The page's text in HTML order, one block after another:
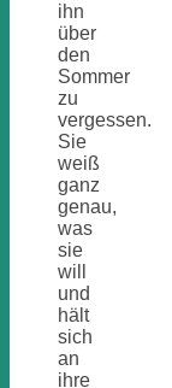
ihn
über
den
Sommer
zu
vergessen.
Sie
weiß
ganz
genau,
was
sie
will
und
hält
sich
an
ihre